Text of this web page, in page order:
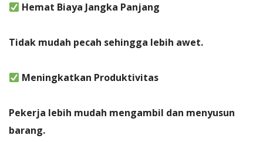
Hemat Biaya Jangka Panjang
Tidak mudah pecah sehingga lebih awet.
Meningkatkan Produktivitas
Pekerja lebih mudah mengambil dan menyusun
barang.